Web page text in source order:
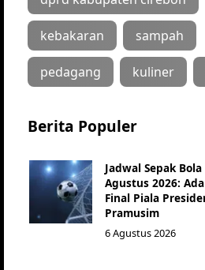
kebakaran sampah
pedagang kuliner
Berita Populer
Jadwal Sepak
Agustus 2026:
Final Piala
Pramusim
6 Agustus 2026